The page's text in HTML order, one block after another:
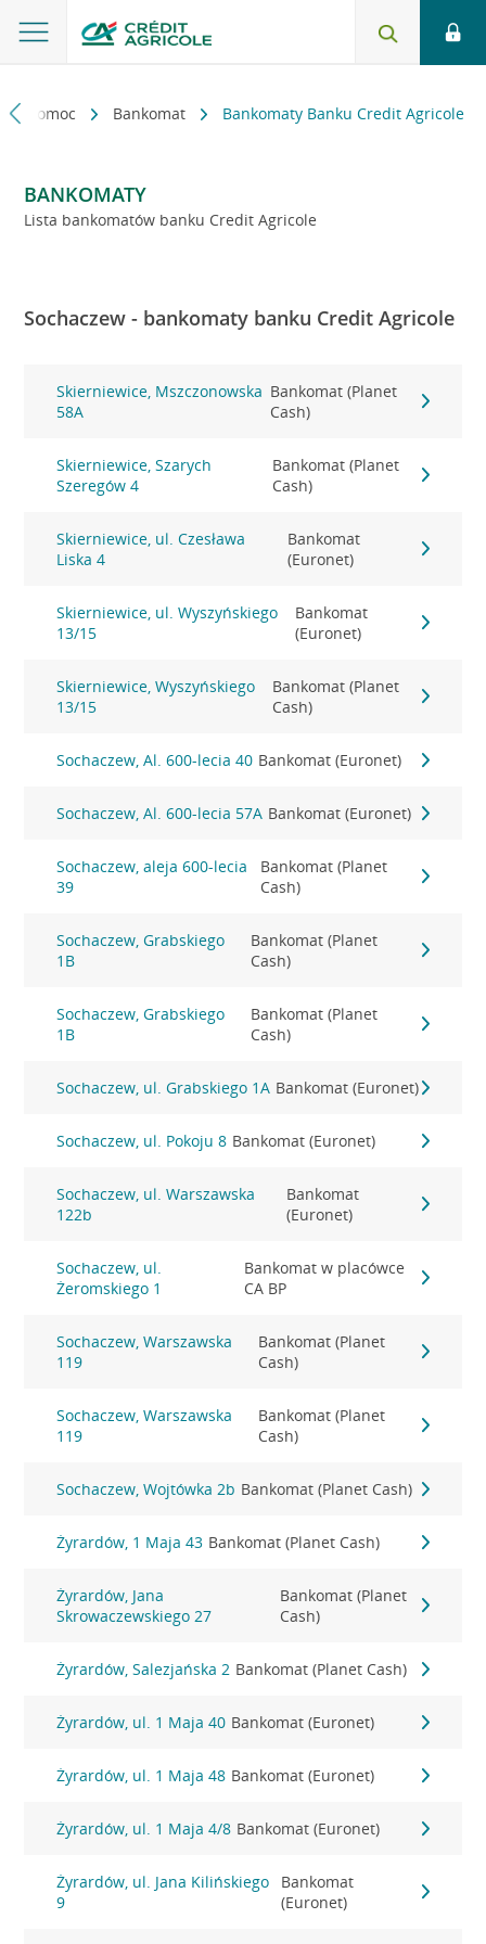
i pomoc Bankomat Bankomaty Banku Credit Agricole
BANKOMATY
Lista bankomatów banku Credit Agricole
Sochaczew - bankomaty banku Credit Agricole
Skierniewice, Mszczonowska
58A
Bankomat (Planet
Cash)
Skierniewice, Szarych
Szeregów 4
Bankomat (Planet
Cash)
Skierniewice, ul. Czesława
Liska 4
Bankomat
(Euronet)
Skierniewice, ul. Wyszyńskiego
13/15
Bankomat
(Euronet)
Skierniewice, Wyszyńskiego
13/15
Bankomat (Planet
Cash)
Sochaczew, Al. 600-lecia 40 Bankomat (Euronet)
Sochaczew, Al. 600-lecia 57A Bankomat (Euronet)
Sochaczew, aleja 600-lecia
39
Bankomat (Planet
Cash)
Sochaczew, Grabskiego
1B
Bankomat (Planet
Cash)
Sochaczew, Grabskiego
1B
Bankomat (Planet
Cash)
Sochaczew, ul. Grabskiego 1A Bankomat (Euronet)
Sochaczew, ul. Pokoju 8 Bankomat (Euronet)
Sochaczew, ul. Warszawska
122b
Bankomat
(Euronet)
Sochaczew, ul.
Żeromskiego 1
Bankomat w placówce
CA BP
Sochaczew, Warszawska
119
Bankomat (Planet
Cash)
Sochaczew, Warszawska
119
Bankomat (Planet
Cash)
Sochaczew, Wojtówka 2b Bankomat (Planet Cash)
Żyrardów, 1 Maja 43 Bankomat (Planet Cash)
Żyrardów, Jana
Skrowaczewskiego 27
Bankomat (Planet
Cash)
Żyrardów, Salezjańska 2 Bankomat (Planet Cash)
Żyrardów, ul. 1 Maja 40 Bankomat (Euronet)
Żyrardów, ul. 1 Maja 48 Bankomat (Euronet)
Żyrardów, ul. 1 Maja 4/8 Bankomat (Euronet)
Żyrardów, ul. Jana Kilińskiego
9
Bankomat
(Euronet)